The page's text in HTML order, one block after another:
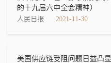
的十九届六中全会精神）
人民日报 2021-11-30
美国供应链受阻问题日益凸显